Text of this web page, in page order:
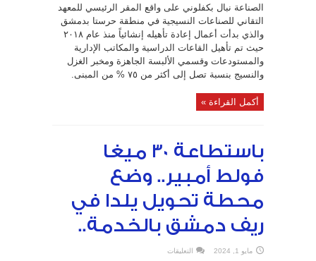
الصناعة نبال بكفلوني على واقع المقر الرئيسي للمعهد
التقاني للصناعات النسيجية في منطقة حرستا بدمشق
والذي بدأت أعمال إعادة تأهيله إنشائياً منذ عام ٢٠١٨
حيث تم تأهيل القاعات الدراسية والمكاتب الإدارية
والمستودعات وقسمي الألبسة الجاهزة ومخبر الغزل
والنسيج بنسبة تصل إلى أكثر من ٧٥ % من المبنى.
أكمل القراءة »
باستطاعة 30 ميغا
فولط أمبير.. وضع
محطة تحويل يلدا في
ريف دمشق بالخدمة..
مايو 1, 2024 التعليقات